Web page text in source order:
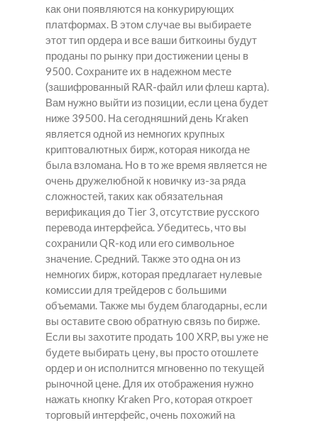
как они появляются на конкурирующих
платформах. В этом случае вы выбираете
этот тип ордера и все ваши биткоины будут
проданы по рынку при достижении цены в
9500. Сохраните их в надежном месте
(зашифрованный RAR-файл или флеш карта).
Вам нужно выйти из позиции, если цена будет
ниже 39500. На сегодняшний день Kraken
является одной из немногих крупных
криптовалютных бирж, которая никогда не
была взломана. Но в то же время является не
очень дружелюбной к новичку из-за ряда
сложностей, таких как обязательная
верификация до Tier 3, отсутствие русского
перевода интерфейса. Убедитесь, что вы
сохранили QR-код или его символьное
значение. Средний. Также это одна он из
немногих бирж, которая предлагает нулевые
комиссии для трейдеров с большими
объемами. Также мы будем благодарны, если
вы оставите свою обратную связь по бирже.
Если вы захотите продать 100 XRP, вы уже не
будете выбирать цену, вы просто отошлете
ордер и он исполнится мгновенно по текущей
рыночной цене. Для их отображения нужно
нажать кнопку Kraken Pro, которая откроет
торговый интерфейс, очень похожий на